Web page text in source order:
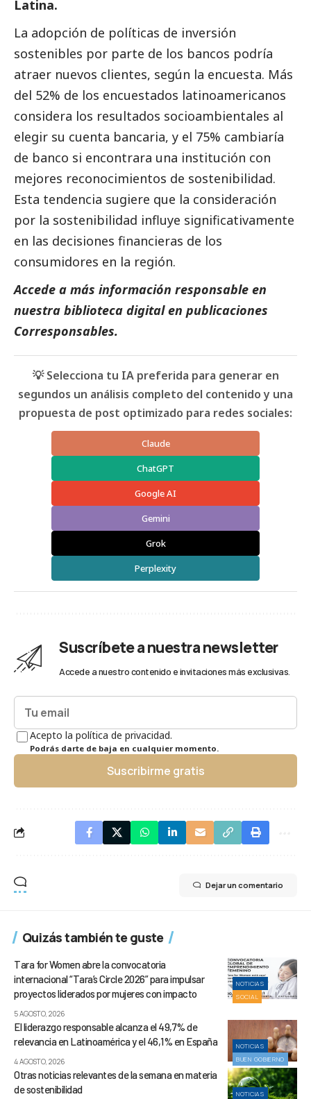
Latina.
La adopción de políticas de inversión
sostenibles por parte de los bancos podría
atraer nuevos clientes, según la encuesta. Más
del 52% de los encuestados latinoamericanos
considera los resultados socioambientales al
elegir su cuenta bancaria, y el 75% cambiaría
de banco si encontrara una institución con
mejores reconocimientos de sostenibilidad.
Esta tendencia sugiere que la consideración
por la sostenibilidad influye significativamente
en las decisiones financieras de los
consumidores en la región.
Accede a más información responsable en
nuestra biblioteca digital en publicaciones
Corresponsables.
💡 Selecciona tu IA preferida para generar en
segundos un análisis completo del contenido y una
propuesta de post optimizado para redes sociales:
Claude
ChatGPT
Google AI
Gemini
Grok
Perplexity
Suscríbete a nuestra newsletter
Accede a nuestro contenido e invitaciones más exclusivas.
Acepto la política de privacidad.
Podrás darte de baja en cualquier momento.
Suscribirme gratis
Dejar un comentario
Quizás también te guste
NOTICIAS
SOCIAL
Tara for Women abre la convocatoria
internacional “Tara’s Circle 2026” para impulsar
proyectos liderados por mujeres con impacto
5 AGOSTO, 2026
NOTICIAS
BUEN GOBIERNO
El liderazgo responsable alcanza el 49,7% de
relevancia en Latinoamérica y el 46,1% en España
4 AGOSTO, 2026
NOTICIAS
Otras noticias relevantes de la semana en materia
de sostenibilidad